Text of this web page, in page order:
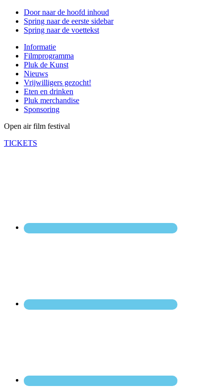
Door naar de hoofd inhoud
Spring naar de eerste sidebar
Spring naar de voettekst
Informatie
Filmprogramma
Pluk de Kunst
Nieuws
Vrijwilligers gezocht!
Eten en drinken
Pluk merchandise
Sponsoring
Open air film festival
TICKETS